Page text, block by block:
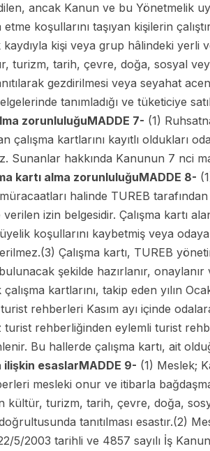
ancak Kanun ve bu Yönetmelik
koşullarını taşıyan kişilerin
kişi veya grup hâlindeki yerli
turizm, tarih, çevre, doğa, sosyal
gezdirilmesi veya seyahat
tanımladığı ve tüketiciye
zorunluluğuMADDE 7- (1)
çalışma kartlarını kayıtlı oldukları
Sunanlar hakkında Kanunun 7 nci
kartı alma zorunluluğuMADDE 8-
halinde TUREB tarafından
izin belgesidir. Çalışma kartı
koşullarını kaybetmiş veya
Çalışma kartı, TUREB
şekilde hazırlanır,
kartlarını, takip eden yılın
rehberleri Kasım ayı içinde
rehberliğinden eylemli turist
Bu hallerde çalışma kartı, ait
ilişkin esaslarMADDE 9- (1) Meslek;
mesleki onur ve itibarla
kültür, turizm, tarih, çevre, doğa,
tanıtılması esastır.(2)
5/2003 tarihli ve 4857 sayılı İş